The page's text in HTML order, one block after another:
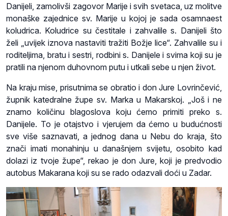
Danijeli, zamolivši zagovor Marije i svih svetaca, uz molitve
monaške zajednice sv. Marije u kojoj je sada osamnaest
koludrica. Koludrice su čestitale i zahvalile s. Danijeli što
želi „uvijek iznova nastaviti tražiti Božje lice“. Zahvalile su i
roditeljima, bratu i sestri, rodbini s. Danijele i svima koji su je
pratili na njenom duhovnom putu i utkali sebe u njen život.
Na kraju mise, prisutnima se obratio i don Jure Lovrinčević,
župnik katedralne župe sv. Marka u Makarskoj. „Još i ne
znamo količinu blagoslova koju ćemo primiti preko s.
Danijele. To je otajstvo i vjerujem da ćemo u budućnosti
sve više saznavati, a jednog dana u Nebu do kraja, što
znači imati monahinju u današnjem svijetu, osobito kad
dolazi iz tvoje župe“, rekao je don Jure, koji je predvodio
autobus Makarana koji su se rado odazvali doći u Zadar.